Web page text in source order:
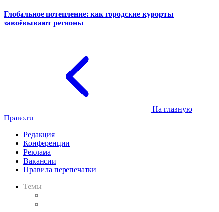
Глобальное потепление: как городские курорты
завоёвывают регионы
На главную
Право.ru
Редакция
Конференции
Реклама
Вакансии
Правила перепечатки
Темы